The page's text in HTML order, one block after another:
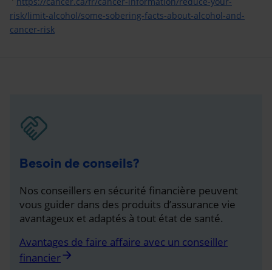
risk/limit-alcohol/some-sobering-facts-about-alcohol-and-
cancer-risk
Besoin de conseils?
Nos conseillers en sécurité financière peuvent
vous guider dans des produits d’assurance vie
avantageux et adaptés à tout état de santé.
Avantages de faire affaire avec un conseiller
financierarrow_forward